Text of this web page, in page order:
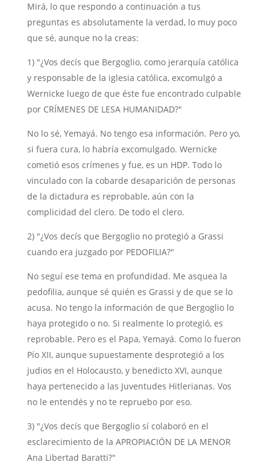
Mirá, lo que respondo a continuación a tus
preguntas es absolutamente la verdad, lo muy poco
que sé, aunque no la creas:
1) "¿Vos decís que Bergoglio, como jerarquía católica
y responsable de la iglesia católica, excomulgó a
Wernicke luego de que éste fue encontrado culpable
por CRÍMENES DE LESA HUMANIDAD?"
No lo sé, Yemayá. No tengo esa información. Pero yo,
si fuera cura, lo habría excomulgado. Wernicke
cometió esos crímenes y fue, es un HDP. Todo lo
vinculado con la cobarde desaparición de personas
de la dictadura es reprobable, aún con la
complicidad del clero. De todo el clero.
2) "¿Vos decís que Bergoglio no protegió a Grassi
cuando era juzgado por PEDOFILIA?"
No seguí ese tema en profundidad. Me asquea la
pedofilia, aunque sé quién es Grassi y de que se lo
acusa. No tengo la información de que Bergoglio lo
haya protegido o no. Si realmente lo protegió, es
reprobable. Pero es el Papa, Yemayá. Como lo fueron
Pío XII, aunque supuestamente desprotegió a los
judios en el Holocausto, y benedicto XVI, aunque
haya pertenecido a las Juventudes Hitlerianas. Vos
no le entendés y no te repruebo por eso.
3) "¿Vos decís que Bergoglio sí colaboró en el
esclarecimiento de la APROPIACIÓN DE LA MENOR
Ana Libertad Baratti?"